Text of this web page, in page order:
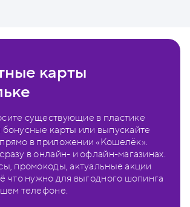
карты
существующие в пластике
карты или выпускайте
в приложении «Кошелёк».
в онлайн- и офлайн-магазинах.
промокоды, актуальные акции
что нужно для выгодного шопинга
телефоне.